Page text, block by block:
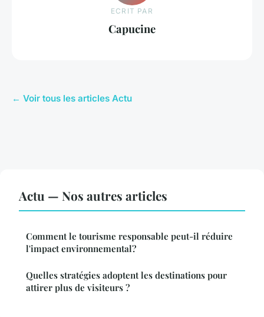
ECRIT PAR
Capucine
← Voir tous les articles Actu
Actu — Nos autres articles
Comment le tourisme responsable peut-il réduire
l'impact environnemental?
Quelles stratégies adoptent les destinations pour
attirer plus de visiteurs ?